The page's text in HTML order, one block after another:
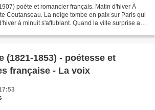
poète et romancier français. Matin d'hiver À
Coutanseau. La neige tombe en paix sur Paris qui
à minuit s'affublant. Quand la ville surprise au
(1821-1853) - poétesse et
française - La voix